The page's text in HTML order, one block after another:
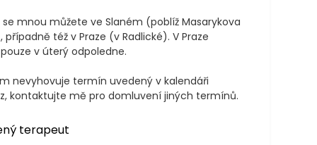
se mnou můžete ve Slaném (poblíž Masarykova
též v Praze (v Radlické). V Praze
v úterý odpoledne.
nevyhovuje termín uvedený v kalendáři
kontaktujte mě pro domluvení jiných termínů.
terapeut